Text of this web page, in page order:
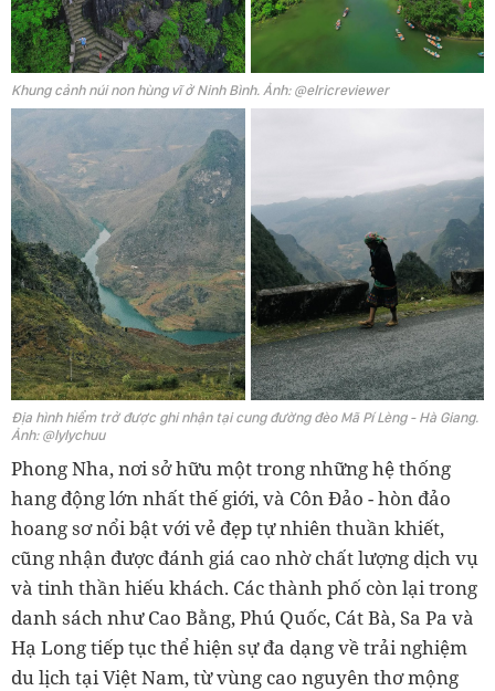
Khung cảnh núi non hùng vĩ ở Ninh Bình. Ảnh: @elricreviewer
Địa hình hiểm trở được ghi nhận tại cung đường đèo Mã Pí Lèng - Hà Giang.
Ảnh: @lylychuu
Phong Nha, nơi sở hữu một trong những hệ thống
hang động lớn nhất thế giới, và Côn Đảo - hòn đảo
hoang sơ nổi bật với vẻ đẹp tự nhiên thuần khiết,
cũng nhận được đánh giá cao nhờ chất lượng dịch vụ
và tinh thần hiếu khách. Các thành phố còn lại trong
danh sách như Cao Bằng, Phú Quốc, Cát Bà, Sa Pa và
Hạ Long tiếp tục thể hiện sự đa dạng về trải nghiệm
du lịch tại Việt Nam, từ vùng cao nguyên thơ mộng